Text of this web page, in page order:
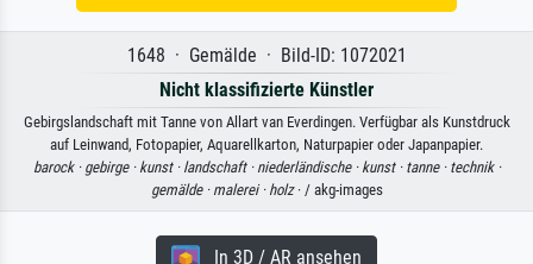
1648 · Gemälde · Bild-ID: 1072021
Nicht klassifizierte Künstler
Gebirgslandschaft mit Tanne von Allart van Everdingen. Verfügbar als Kunstdruck
auf Leinwand, Fotopapier, Aquarellkarton, Naturpapier oder Japanpapier.
barock · gebirge · kunst · landschaft · niederländische · kunst · tanne · technik ·
gemälde · malerei · holz· / akg-images
In 3D / AR ansehen